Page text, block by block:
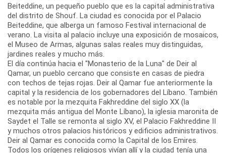
Beiteddine, un pequeño pueblo que es la capital administrativa
del distrito de Shouf. La ciudad es conocida por el Palacio
Beiteddine, que alberga un famoso Festival internacional de
verano. La visita al palacio incluye una exposición de mosaicos,
el Museo de Armas, algunas salas reales muy distinguidas,
jardines reales y mucho más.
El día continúa hacia el "Monasterio de la Luna" de Deir al
Qamar, un pueblo cercano que consiste en casas de piedra
con techos de tejas rojas. Deir al Qamar fue anteriormente la
capital y la residencia de los gobernadores del Líbano. También
es notable por la mezquita Fakhreddine del siglo XX (la
mezquita más antigua del Monte Líbano), la iglesia maronita de
Saydet el Talle se remonta al siglo XV, el Palacio Fakhreddine II
y muchos otros palacios históricos y edificios administrativos.
Deir al Qamar es conocida como la Capital de los Emires.
Todos los orígenes religiosos vivían allí y la ciudad tenía una